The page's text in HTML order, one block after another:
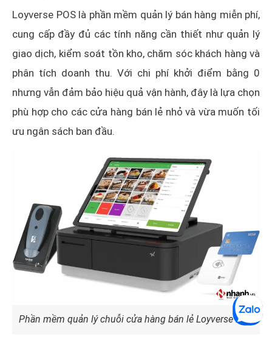
Loyverse POS là phần mềm quản lý bán hàng miễn phí,
cung cấp đầy đủ các tính năng cần thiết như quản lý
giao dịch, kiểm soát tồn kho, chăm sóc khách hàng và
phân tích doanh thu. Với chi phí khởi điểm bằng 0
nhưng vẫn đảm bảo hiệu quả vận hành, đây là lựa chọn
phù hợp cho các cửa hàng bán lẻ nhỏ và vừa muốn tối
ưu ngân sách ban đầu.
Phần mềm quản lý chuỗi cửa hàng bán lẻ Loyverse POS